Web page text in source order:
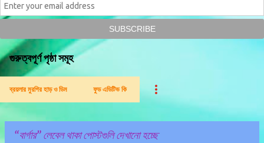
গুরুত্বপূর্ণ পৃষ্ঠা সমূহ
ব্রয়লার মুরগির হাড় ও ডিম ফুড এডিটিভ কি
বার্গার লেবেল থাকা পোস্টগুলি দেখানো হচ্ছে